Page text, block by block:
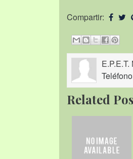
Compartir:
Related